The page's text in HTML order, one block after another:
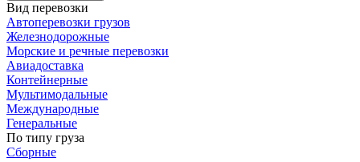
Вид перевозки
Автоперевозки грузов
Железнодорожные
Морские и речные перевозки
Авиадоставка
Контейнерные
Мультимодальные
Международные
Генеральные
По типу груза
Сборные